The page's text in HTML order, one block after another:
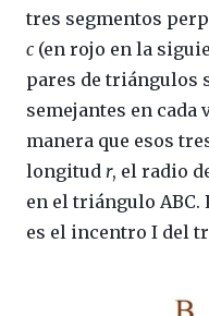
tres segmentos
c (en rojo en la
pares de triángulos
semejantes en cada
manera que esos
longitud r, el radio
en el triángulo ABC.
es el incentro I del